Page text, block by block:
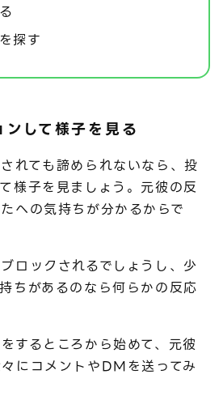
探す
して様子を見る
れても諦められないなら、投
様子を見ましょう。元彼の反
への気持ちが分かるからで
ロックされるでしょうし、少
ちがあるのなら何らかの反応
するところから始めて、元彼
にコメントやDMを送ってみ